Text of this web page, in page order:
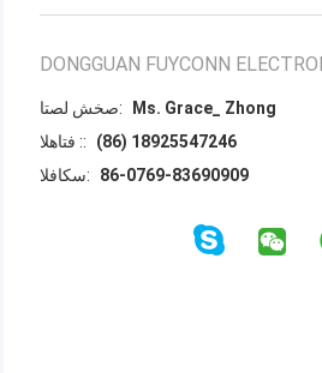
DONGGUAN FUYCONN
اتصل شخص:
Ms. Grace_ Zhong
الهاتف ::
(86) 18925547246
الفاكس:
86-0769-83690909